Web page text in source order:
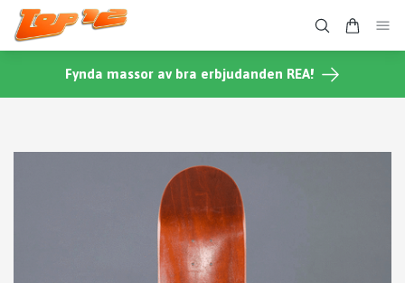
Fynda massor av bra erbjudanden REA!